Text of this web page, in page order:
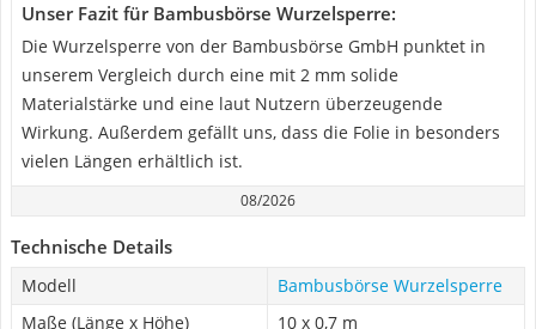
Unser Fazit für Bambusbörse Wurzelsperre:
Die Wurzelsperre von der Bambusbörse GmbH punktet in
unserem Vergleich durch eine mit 2 mm solide
Materialstärke und eine laut Nutzern überzeugende
Wirkung. Außerdem gefällt uns, dass die Folie in besonders
vielen Längen erhältlich ist.
08/2026
Technische Details
Modell
Bambusbörse Wurzelsperre
Maße (Länge x Höhe)
10 x 0,7 m